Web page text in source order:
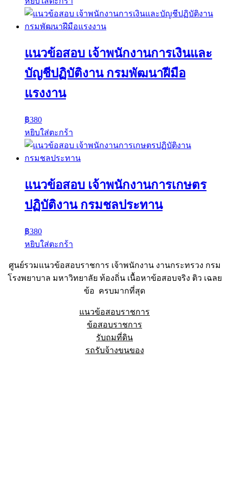
แนวข้อสอบ เจ้าพนักงานการเงินและ
บัญชีปฏิบัติงาน กรมพัฒนาฝีมือ
แรงงาน
฿380
หยิบใส่ตะกร้า
แนวข้อสอบ เจ้าพนักงานการเกษตร
ปฏิบัติงาน กรมชลประทาน
฿380
หยิบใส่ตะกร้า
ศูนย์รวมแนวข้อสอบราชการ เจ้าพนักงาน งานกระทรวง กรม
โรงพยาบาล มหาวิทยาลัย ท้องถิ่น เนื้อหาข้อสอบจริง ติว เฉลย
ข้อ ครบมากที่สุด
แนวข้อสอบราชการ
ข้อสอบราชการ
รับถมที่ดิน
รถรับจ้างขนของ